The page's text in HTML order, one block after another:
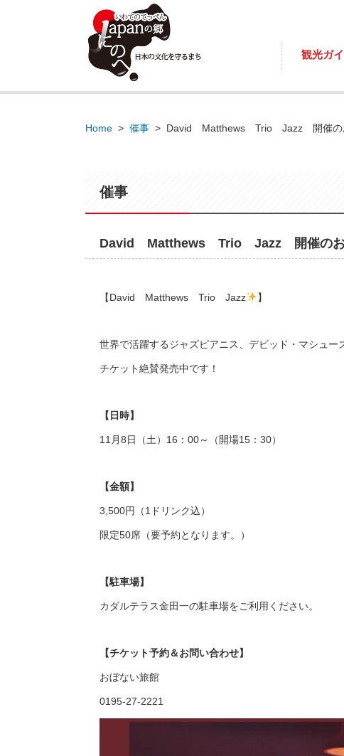
観光ガ
Home > 催事 > David Matthews Trio Jazz 開催の
催事
David Matthews Trio Jazz 開催のお
【David Matthews Trio Jazz 】
世界で活躍するジャズピアニス、デビッド・マシュー
チケット絶賛発売中です！
【日時】
11月8日（土）16：00～（開場15：30）
【金額】
3,500円（1ドリンク込）
限定50席（要予約となります。）
【駐車場】
カダルテラス金田一の駐車場をご利用ください。
【チケット予約＆お問い合わせ】
おぼない旅館
0195-27-2221